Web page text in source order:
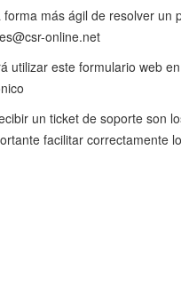
forma más ágil de resolver un
online.net
utilizar este formulario web
un ticket de soporte son
facilitar correctamente